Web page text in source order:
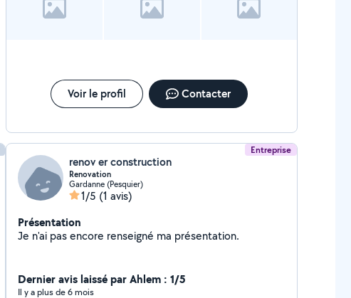
Voir le profil Contacter
Entreprise
renov er construction
Renovation
Gardanne (Pesquier)
1/5 (1 avis)
Présentation
Je n'ai pas encore renseigné ma présentation.
Dernier avis laissé par Ahlem : 1/5
Il y a plus de 6 mois